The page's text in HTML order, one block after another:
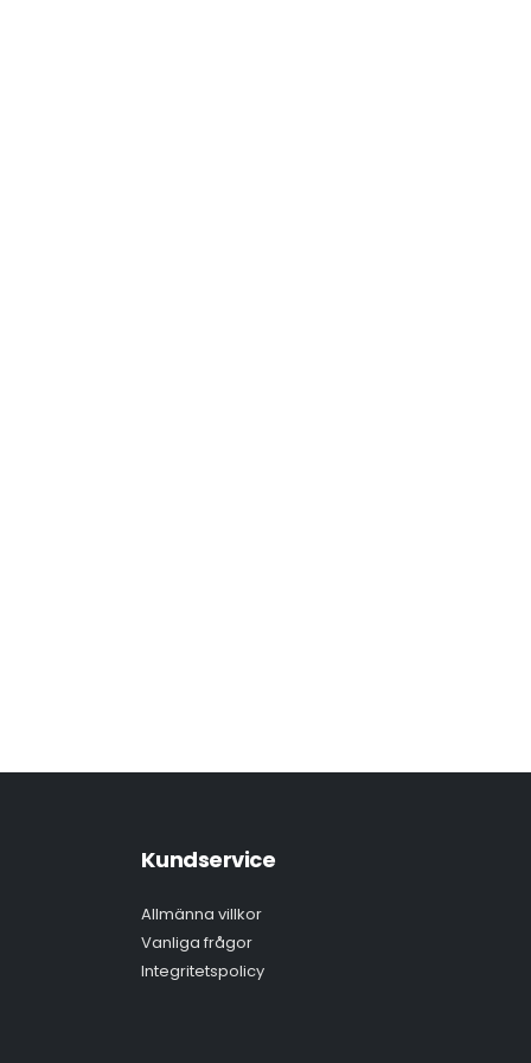
Kundservice
Allmänna villkor
Vanliga frågor
Integritetspolicy